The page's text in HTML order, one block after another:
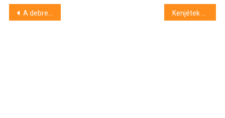
Bejegyzés
A debreceni mozik nem merik játszani a putyini háborús propagandáról szóló filmet – itt megnézheted Kenjétek a hajatokra a szalagjaitokat! – vélemény